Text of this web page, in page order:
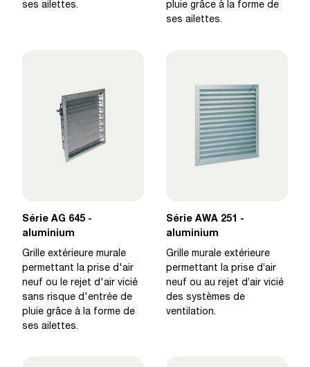
ses ailettes.
pluie grâce à la forme de
ses ailettes.
Série AG 645 -
aluminium
Grille extérieure murale
permettant la prise d'air
neuf ou le rejet d'air vicié
sans risque d'entrée de
pluie grâce à la forme de
ses ailettes.
Série AWA 251 -
aluminium
Grille murale extérieure
permettant la prise d’air
neuf ou au rejet d’air vicié
des systèmes de
ventilation.